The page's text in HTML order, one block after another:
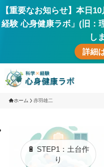
【重要なお知らせ】本日
経験 心身健康ラボ」(旧：
し
詳細
ホーム 赤羽雄二
🔋 STEP1：土台作
り